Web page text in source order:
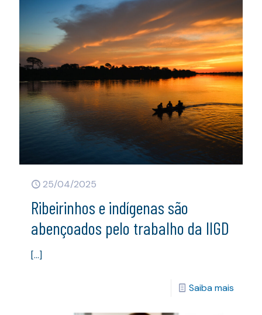
25/04/2025
Ribeirinhos e indígenas são
abençoados pelo trabalho da IIGD
[…]
Saiba mais